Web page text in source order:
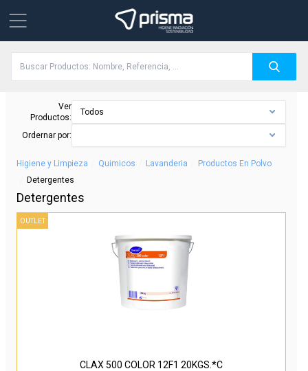
Ver
Productos:
Todos
Ordernar por:
Higiene y Limpieza Quimicos Lavanderia Productos En Polvo
Detergentes
Detergentes
OUTLET
CLAX 500 COLOR 12F1 20KGS.*C